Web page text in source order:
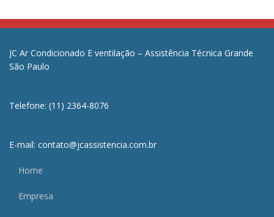
JC Ar Condicionado E ventilação – Assistência Técnica Grande
São Paulo
Telefone: (11) 2364-8076
E-mail: contato@jcassistencia.com.br
Home
Empresa